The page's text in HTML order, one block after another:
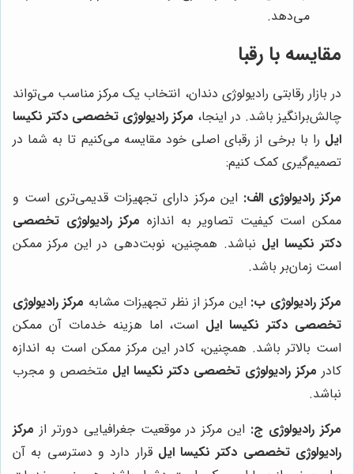
می‌دهد.
مقایسه با رقبا
در بازار رقابتی رادیولوژی دندان، انتخاب یک مرکز مناسب می‌تواند
چالش‌برانگیز باشد. در اینجا، مرکز رادیولوژی تخصصی دکتر نکیسا
ایل را با برخی از رقبای اصلی خود مقایسه می‌کنیم تا به شما در
تصمیم‌گیری کمک کنیم:
مرکز رادیولوژی الف: این مرکز دارای تجهیزات قدیمی‌تری است و
ممکن است کیفیت تصاویر به اندازه مرکز رادیولوژی تخصصی
دکتر نکیسا ایل نباشد. همچنین، نوبت‌دهی در این مرکز ممکن
است زمان‌بر باشد.
مرکز رادیولوژی ب: این مرکز از نظر تجهیزات مشابه مرکز رادیولوژی
تخصصی دکتر نکیسا ایل است، اما هزینه خدمات آن ممکن
است بالاتر باشد. همچنین، کادر این مرکز ممکن است به اندازه
کادر مرکز رادیولوژی تخصصی دکتر نکیسا ایل متخصص و مجرب
نباشد.
مرکز رادیولوژی ج: این مرکز در موقعیت جغرافیایی دورتر از مرکز
رادیولوژی تخصصی دکتر نکیسا ایل قرار دارد و دسترسی به آن